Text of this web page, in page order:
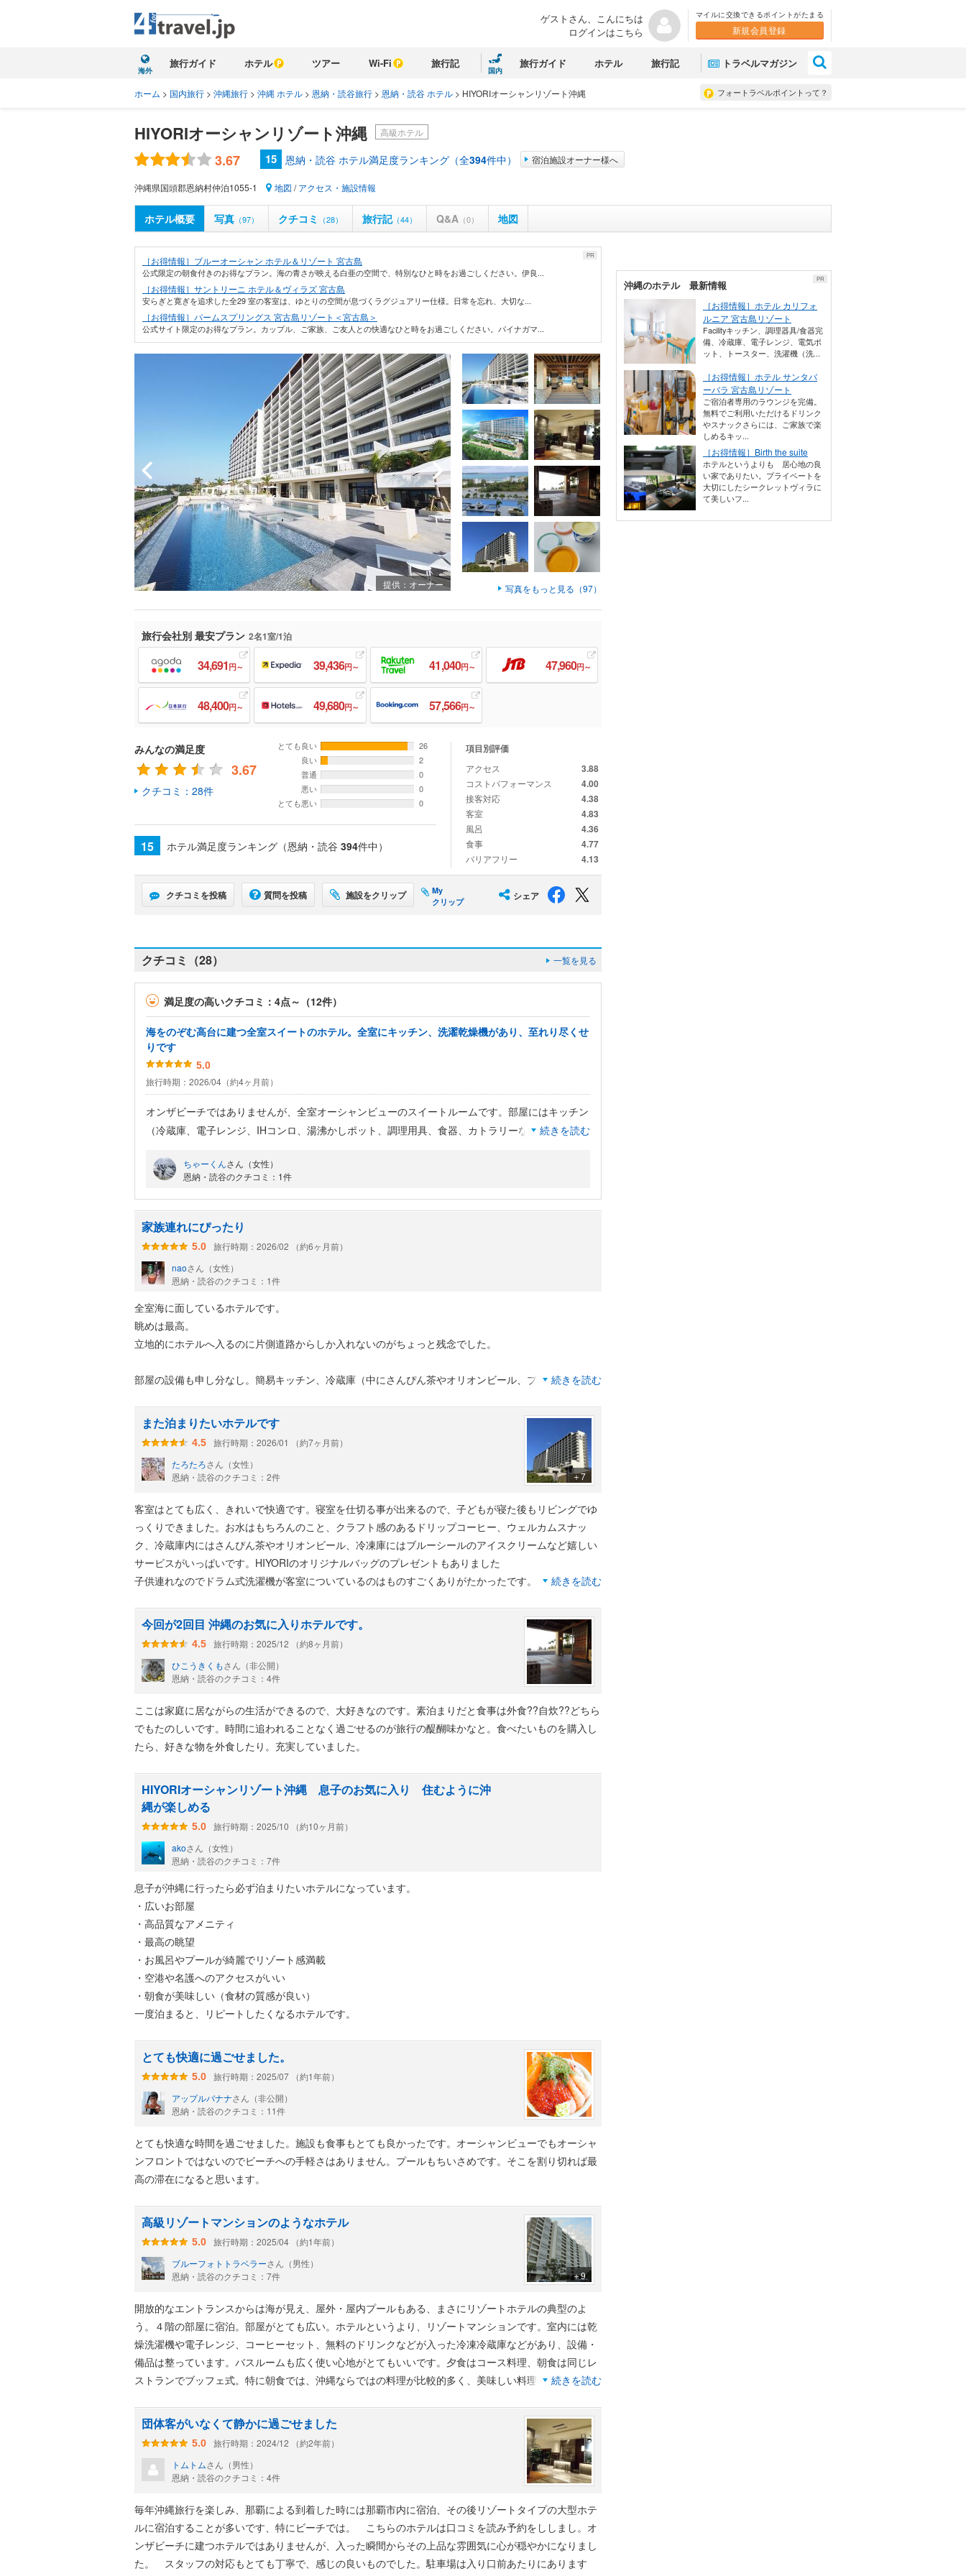
ゲストさん、こんにちは
ログインはこちら
マイルに交換できるポイントがたまる
新規会員登録
海外
旅行ガイド ホテル ツアー Wi-Fi 旅行記
国内
旅行ガイド ホテル 旅行記 トラベルマガジン
フォートラベルポイントって？
ホーム > 国内旅行 > 沖縄旅行 > 沖縄 ホテル > 恩納・読谷旅行 > 恩納・読谷 ホテル > HIYORIオーシャンリゾート沖縄
HIYORIオーシャンリゾート沖縄 高級ホテル
3.67 15 恩納・読谷 ホテル満足度ランキング（全394件中） 宿泊施設オーナー様へ
沖縄県国頭郡恩納村仲泊1055-1 地図 /アクセス・施設情報
ホテル概要 写真 （97） クチコミ （28） 旅行記（44） Q&A （0） 地図
PR
［お得情報］ブルーオーシャン ホテル＆リゾート 宮古島
公式限定の朝食付きのお得なプラン。海の青さが映える白亜の空間で、特別なひと時をお過ごしください。伊良...
［お得情報］サントリーニ ホテル＆ヴィラズ 宮古島
安らぎと寛ぎを追求した全29 室の客室は、ゆとりの空間が息づくラグジュアリー仕様。日常を忘れ、大切な...
［お得情報］パームスプリングス 宮古島リゾート＜宮古島＞
公式サイト限定のお得なプラン。カップル、ご家族、ご友人との快適なひと時をお過ごしください。パイナガマ...
提供：オーナー 写真をもっと見る（97）
旅行会社別 最安プラン 2名1室/1泊
34,691 円～ 39,436円～ 41,040円～ 47,960円～
48,400円～ 49,680円～ 57,566円～
みんなの満足度
3.67
クチコミ：28件
とても良い
26
良い
2
普通
0
悪い
0
とても悪い
0
15 ホテル満足度ランキング（恩納・読谷 394件中）
項目別評価
アクセス 3.88
コストパフォーマンス 4.00
接客対応 4.38
客室 4.83
風呂 4.36
食事 4.77
バリアフリー 4.13
クチコミを投稿 質問を投稿 施設をクリップ
My
クリップ
シェア
クチコミ（28） 一覧を見る
満足度の高いクチコミ：4点～（12件）
海をのぞむ高台に建つ全室スイートのホテル。全室にキッチン、洗濯乾燥機があり、至れり尽くせ
りです
5.0
旅行時期：2026/04（約4ヶ月前）
オンザビーチではありませんが、全室オーシャンビューのスイートルームです。部屋にはキッチン
（冷蔵庫、電子レンジ、IHコンロ、湯沸かしポット、調理用具、食器、カトラリーなど）があり、
冷蔵庫には、ウェルカムドリンクとして、さんぴん茶、オリオンビール、ブルーシールアイスが５
つずつ（有料人数分）と、2Lの水が1本入っていました。このほか、500mlの水のペットボトルが
また、洗濯乾燥機があるので、子連れには本当に助かります。洗剤、柔軟剤、洗濯ネットまで用意
されていて、毎日2回ほど回しました。
ベッドルームはぐるりと間仕切りで仕切ることができ、子供たちが寝た後もリビングでゆっくりす
ごせました。ソファーベッドも利用しましたが、マットレスもあり、寝心地は良かったです。
スルームも広く、大きなバスタブが設置されています。
海を眺められるテラスは広く、子供たちも安心して遊ぶことができました。
朝食は評判どおりのクオリティーで、食べ過ぎました。3泊してもほぼ同じメニューでしたが、満
足です。朝食はランチに振り替えることもできます。
でした。
外のプールは寒かったので足を付ける程度にし、子供たちは室内プールで遊びました。タオルがふ
んだんに用意されているのが嬉しいです。
駐車場は、宿泊者でも1日1,100円かかります。部屋の掃除が不要なら1泊1,000円分、簡易清掃な
ら500円分の館内利用券がもらえるので、それを駐車料金に充てました。これは、チェックイン時
にホテル側からの案内はなかったので、希望する人はこちらから確認するといいと思います。
続きを読む
ちゃーくんさん（女性）
恩納・読谷のクチコミ：1件
家族連れにぴったり
5.0
旅行時期：2026/02 （約6ヶ月前）
naoさん（女性）
恩納・読谷のクチコミ：1件
全室海に面しているホテルです。
眺めは最高。
立地的にホテルへ入るのに片側道路からしか入れないのがちょっと残念でした。
部屋の設備も申し分なし。簡易キッチン、冷蔵庫（中にさんぴん茶やオリオンビール、ブルーシールア
大浴場もあるので、ゆっくりお湯にも浸かれます。
ドライヤーは大浴場もお部屋のもリファだったので、娘達も大喜び。
朝食付きにしましたが、本当に美味しかったです。
予約してしばらく待ちました。
５人で宿泊だったので、正規ベッドが２台、簡易ベッド１台、ソファーベッド２台となりましたが、部
屋も広かったので窮屈には全然感じませんでした。
続きを読む
また泊まりたいホテルです
4.5
旅行時期：2026/01 （約7ヶ月前）
たろたろさん（女性）
恩納・読谷のクチコミ：2件
＋7
客室はとても広く、きれいで快適です。寝室を仕切る事が出来るので、子どもが寝た後もリビングでゆ
っくりできました。お水はもちろんのこと、クラフト感のあるドリップコーヒー、ウェルカムスナッ
ク、冷蔵庫内にはさんぴん茶やオリオンビール、冷凍庫にはブルーシールのアイスクリームなど嬉しい
サービスがいっぱいです。HIYORIのオリジナルバッグのプレゼントもありました
子供連れなのでドラム式洗濯機が客室についているのはものすごくありがたかったです。
朝食は和食・洋食共に種類も多く、とても美味しかったです。さすが沖縄イチの朝食だと言われるだけ
のことはあると思いました
また泊まりたいと思えるホテルです
続きを読む
今回が2回目 沖縄のお気に入りホテルです。
4.5
旅行時期：2025/12 （約8ヶ月前）
ひこうきくもさん（非公開）
恩納・読谷のクチコミ：4件
ここは家庭に居ながらの生活ができるので、大好きなのです。素泊まりだと食事は外食??自炊??どちら
でもたのしいです。時間に追われることなく過ごせるのが旅行の醍醐味かなと。食べたいものを購入し
たら、好きな物を外食したり。充実していました。
HIYORIオーシャンリゾート沖縄 息子のお気に入り 住むように沖
縄が楽しめる
5.0
旅行時期：2025/10 （約10ヶ月前）
akoさん（女性）
恩納・読谷のクチコミ：7件
息子が沖縄に行ったら必ず泊まりたいホテルになっています。
・広いお部屋
・高品質なアメニティ
・最高の眺望
・お風呂やプールが綺麗でリゾート感満載
・空港や名護へのアクセスがいい
・朝食が美味しい（食材の質感が良い）
一度泊まると、リピートしたくなるホテルです。
とても快適に過ごせました。
5.0
旅行時期：2025/07 （約1年前）
アップルバナナさん（非公開）
恩納・読谷のクチコミ：11件
とても快適な時間を過ごせました。施設も食事もとても良かったです。オーシャンビューでもオーシャ
ンフロントではないのでビーチへの手軽さはありません。プールもちいさめです。そこを割り切れば最
高の滞在になると思います。
高級リゾートマンションのようなホテル
5.0
旅行時期：2025/04 （約1年前）
ブルーフォトトラベラーさん（男性）
恩納・読谷のクチコミ：7件
＋9
開放的なエントランスからは海が見え、屋外・屋内プールもある、まさにリゾートホテルの典型のよ
う。４階の部屋に宿泊。部屋がとても広い。ホテルというより、リゾートマンションです。室内には乾
燥洗濯機や電子レンジ、コーヒーセット、無料のドリンクなどが入った冷凍冷蔵庫などがあり、設備・
備品は整っています。バスルームも広く使い心地がとてもいいです。夕食はコース料理、朝食は同じレ
ストランでブッフェ式。特に朝食では、沖縄ならではの料理が比較的多く、美味しい料理が目立ちまし
続きを読む
団体客がいなくて静かに過ごせました
5.0
旅行時期：2024/12 （約2年前）
トムトムさん（男性）
恩納・読谷のクチコミ：4件
毎年沖縄旅行を楽しみ、那覇による到着した時には那覇市内に宿泊、その後リゾートタイプの大型ホテ
ルに宿泊することが多いです、特にビーチでは。 こちらのホテルは口コミを読み予約をししまし。オ
ンザビーチに建つホテルではありませんが、入った瞬間からその上品な雰囲気に心が穏やかになりまし
た。 スタッフの対応もとても丁寧で、感じの良いものでした。駐車場は入り口前あたりにあります
PR
沖縄のホテル 最新情報
［お得情報］ホテル カリフォ
ルニア 宮古島リゾート
Facilityキッチン、調理器具/食器完
備、冷蔵庫、電子レンジ、電気ポ
ット、トースター、洗濯機（洗...
［お得情報］ホテル サンタバ
ーバラ 宮古島リゾート
ご宿泊者専用のラウンジを完備。
無料でご利用いただけるドリンク
やスナックさらには、ご家族で楽
しめるキッ...
［お得情報］Birth the suite
ホテルというよりも 居心地の良
い家でありたい。プライベートを
大切にしたシークレットヴィラに
て美しいフ...